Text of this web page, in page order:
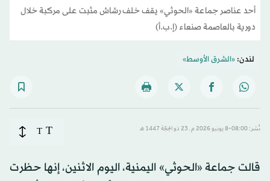
أحد عناصر جماعة «الحوثي» يقف خلف رشاش مثبت على مركبة خلال
دورية بالعاصمة صنعاء (إ.ب.أ)
لندن:«الشرق الأوسط»
نُشر: 08:00-8 يونيو 2026 م ـ 23 ذو الحِجّة 1447 هـ T
T
قالت جماعة «الحوثي» ​اليمنية، اليوم الاثنين، إنها حظرت